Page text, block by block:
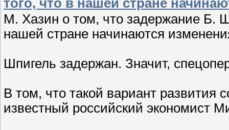
того, что в нашей стране
М. Хазин о том, что задержание Б.
нашей стране начинаются
Шпигель задержан. Значит,
В том, что такой вариант развития
известный российский экономист